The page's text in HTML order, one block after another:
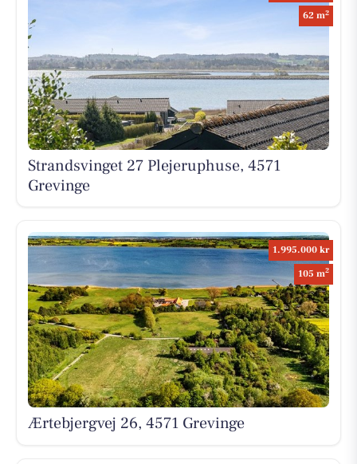
62 m2
Strandsvinget 27 Plejeruphuse, 4571
Grevinge
1.995.000 kr
105 m2
Ærtebjergvej 26, 4571 Grevinge